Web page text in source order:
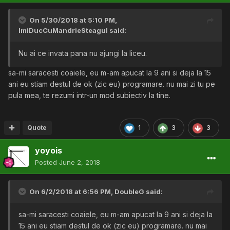
On 5/30/2018 at 5:10 PM,
ImiDucCuMandrieSteagul said:
Nu ai ce invata pana nu ajungi la liceu.
sa-mi saracesti coaiele, eu m-am apucat la 9 ani si deja la 15
ani eu stiam destul de ok (zic eu) programare. nu mai zi tu pe
pula mea, te rezumi intr-un mod subiectiv la tine.
1 3 3
Quote
yoyois
Posted June 2, 2018
On 6/2/2018 at 6:56 PM, DoubleG said:
sa-mi saracesti coaiele, eu m-am apucat la 9 ani si deja la
15 ani eu stiam destul de ok (zic eu) programare. nu mai